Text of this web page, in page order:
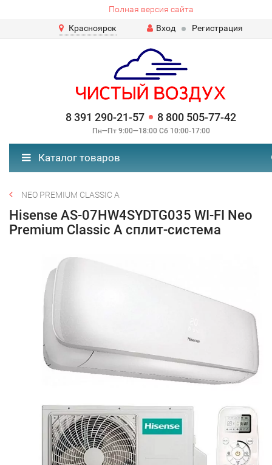
Полная версия сайта
Красноярск
Вход Регистрация
8 391 290-21-57 8 800 505-77-42
Пн—Пт 9:00—18:00 Сб 10:00-17:00
Каталог товаров
NEO PREMIUM CLASSIC A
Hisense AS-07HW4SYDTG035 WI-FI Neo
Premium Classic A сплит-система